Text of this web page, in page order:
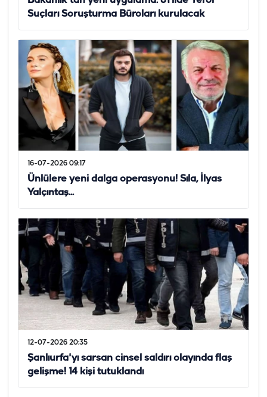
Suçları Soruşturma Büroları kurulacak
16-07-2026 09:17
Ünlülere yeni dalga operasyonu! Sıla, İlyas
Yalçıntaş...
12-07-2026 20:35
Şanlıurfa'yı sarsan cinsel saldırı olayında flaş
gelişme! 14 kişi tutuklandı